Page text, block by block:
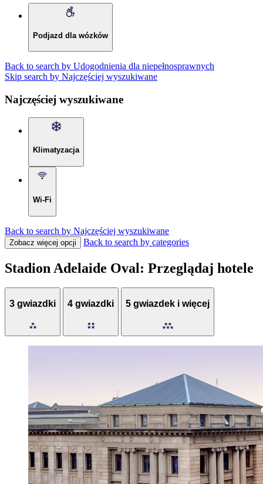
Podjazd dla wózków
Back to search by Udogodnienia dla niepełnosprawnych
Skip search by Najczęściej wyszukiwane
Najczęściej wyszukiwane
Klimatyzacja
Wi-Fi
Back to search by Najczęściej wyszukiwane
Zobacz więcej opcji Back to search by categories
Stadion Adelaide Oval: Przeglądaj hotele
3 gwiazdki 4 gwiazdki 5 gwiazdek i więcej